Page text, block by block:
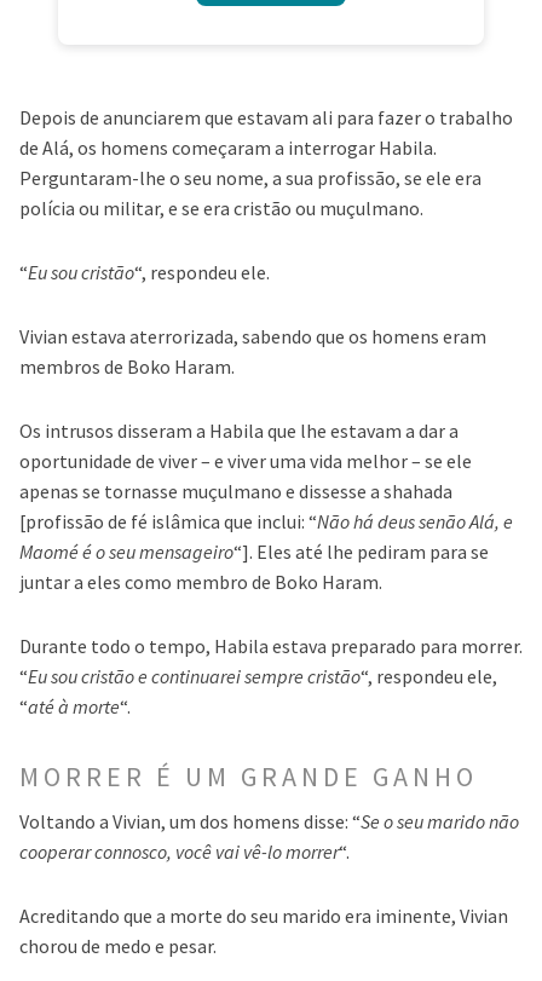
Depois de anunciarem que estavam ali para fazer o trabalho
de Alá, os homens começaram a interrogar Habila.
Perguntaram-lhe o seu nome, a sua profissão, se ele era
polícia ou militar, e se era cristão ou muçulmano.
“Eu sou cristão“, respondeu ele.
Vivian estava aterrorizada, sabendo que os homens eram
membros de Boko Haram.
Os intrusos disseram a Habila que lhe estavam a dar a
oportunidade de viver – e viver uma vida melhor – se ele
apenas se tornasse muçulmano e dissesse a shahada
[profissão de fé islâmica que inclui: “Não há deus senão Alá, e
Maomé é o seu mensageiro“]. Eles até lhe pediram para se
juntar a eles como membro de Boko Haram.
Durante todo o tempo, Habila estava preparado para morrer.
“Eu sou cristão e continuarei sempre cristão“, respondeu ele,
“até à morte“.
MORRER É UM GRANDE GANHO
Voltando a Vivian, um dos homens disse: “Se o seu marido não
cooperar connosco, você vai vê-lo morrer“.
Acreditando que a morte do seu marido era iminente, Vivian
chorou de medo e pesar.